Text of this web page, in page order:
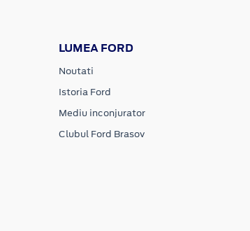
LUMEA FORD
Noutati
Istoria Ford
Mediu inconjurator
Clubul Ford Brasov